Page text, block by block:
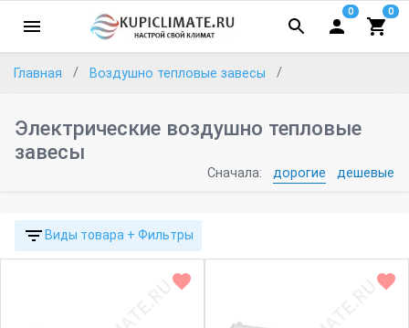
0 0
Главная Воздушно тепловые завесы
Электрические воздушно тепловые
завесы
Сначала: дорогие дешевые
Виды товара + Фильтры